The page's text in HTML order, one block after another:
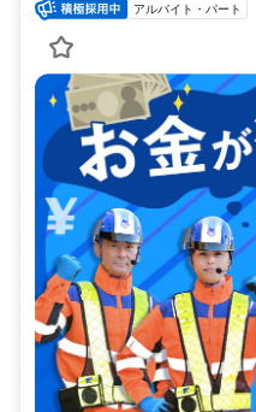
アルバイト・パート